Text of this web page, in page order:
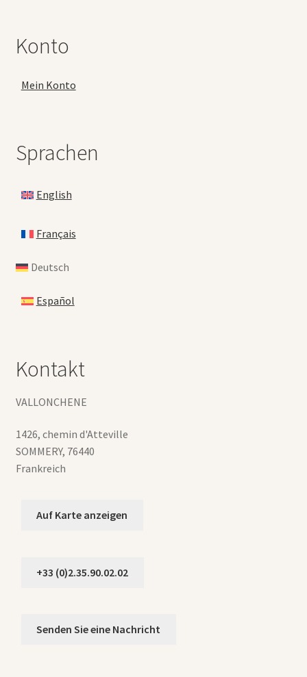
Konto
Mein Konto
Sprachen
English
Français
Deutsch
Español
Kontakt
VALLONCHENE
1426, chemin d'Atteville
SOMMERY, 76440
Frankreich
Auf Karte anzeigen
+33 (0)2.35.90.02.02
Senden Sie eine Nachricht